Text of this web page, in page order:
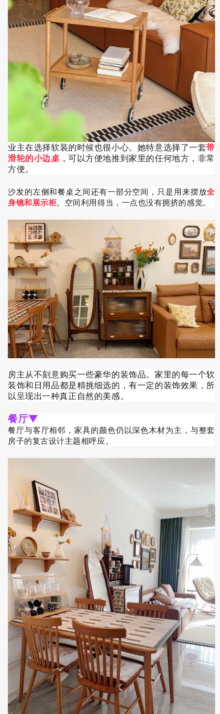
业主在选择软装的时候也很小心。她特意选择了一套带
滑轮的小边桌 ，可以方便地推到家里的任何地方，非常
方便。
沙发的左侧和餐桌之间还有一部分空间，只是用来摆放全
身镜和展示柜。空间利用得当，一点也没有拥挤的感觉。
房主从不刻意购买一些豪华的装饰品。家里的每一个软
装饰和日用品都是精挑细选的，有一定的装饰效果，所
以呈现出一种真正自然的美感。
餐厅▼
餐厅与客厅相邻，家具的颜色仍以深色木材为主，与整套
房子的复古设计主题相呼应。